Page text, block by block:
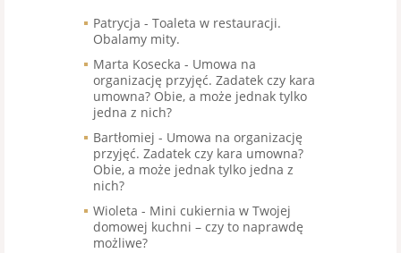
Patrycja - Toaleta w restauracji.
Obalamy mity.
Marta Kosecka - Umowa na
organizację przyjęć. Zadatek czy kara
umowna? Obie, a może jednak tylko
jedna z nich?
Bartłomiej - Umowa na organizację
przyjęć. Zadatek czy kara umowna?
Obie, a może jednak tylko jedna z
nich?
Wioleta - Mini cukiernia w Twojej
domowej kuchni – czy to naprawdę
możliwe?